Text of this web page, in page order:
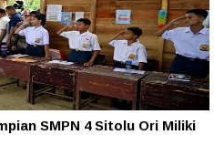
SMPN 4 Sitolu Ori Miliki